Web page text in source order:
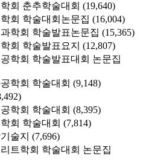
회 춘추학술대회 (19,640)
회 학술대회논문집 (16,004)
학회 학술발표논문집 (15,365)
회 학술발표요지 (12,807)
학회 학술발표대회 논문집
학회 학술대회 (9,148)
학회 학술대회 (8,395)
회 학술대회 (7,814)
술지 (7,696)
트학회 학술대회 논문집